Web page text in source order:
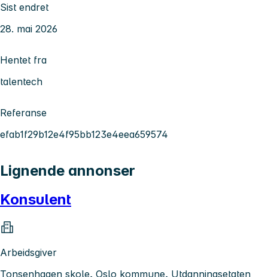
Sist endret
28. mai 2026
Hentet fra
talentech
Referanse
efab1f29b12e4f95bb123e4eea659574
Lignende annonser
Konsulent
Arbeidsgiver
Tonsenhagen skole, Oslo kommune, Utdanningsetaten